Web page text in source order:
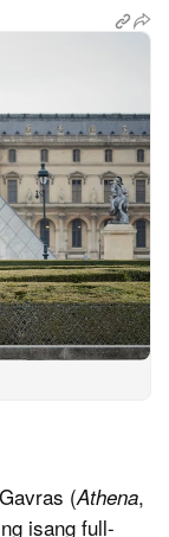
(Athena,
isang full-